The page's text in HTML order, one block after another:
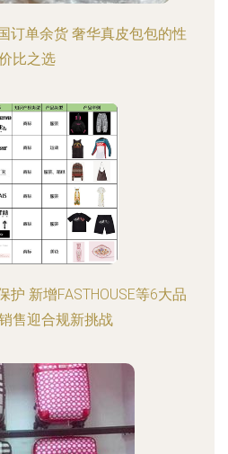
订单余货 奢华真皮包包的性
比之选
护 新增FASTHOUSE等6大品
售迎合规新挑战